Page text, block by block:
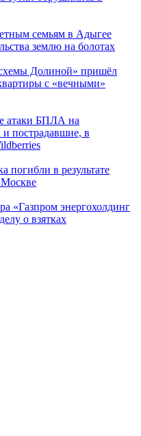
семьям в Адыгее
землю на болотах
Долиной» пришёл
с «вечными»
атаки БПЛА на
и пострадавшие, в
погибли в результате
«Газпром энергохолдинг
о взятках